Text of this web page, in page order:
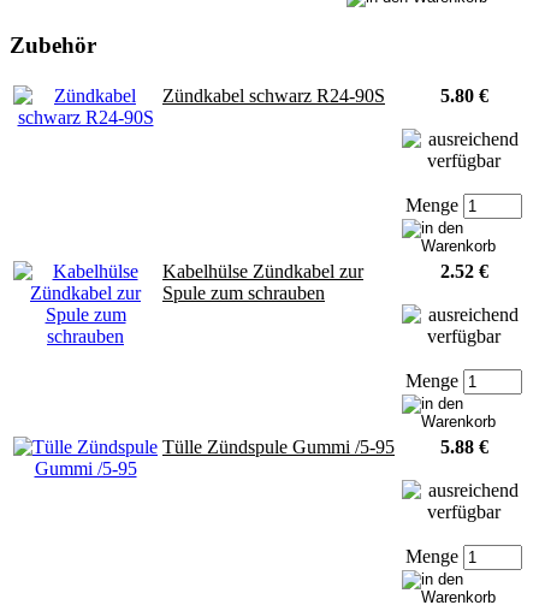
Zubehör
Zündkabel schwarz R24-90S 5.80 €
Menge
Kabelhülse Zündkabel zur
Spule zum schrauben
2.52 €
Menge
Tülle Zündspule Gummi /5-95 5.88 €
Menge